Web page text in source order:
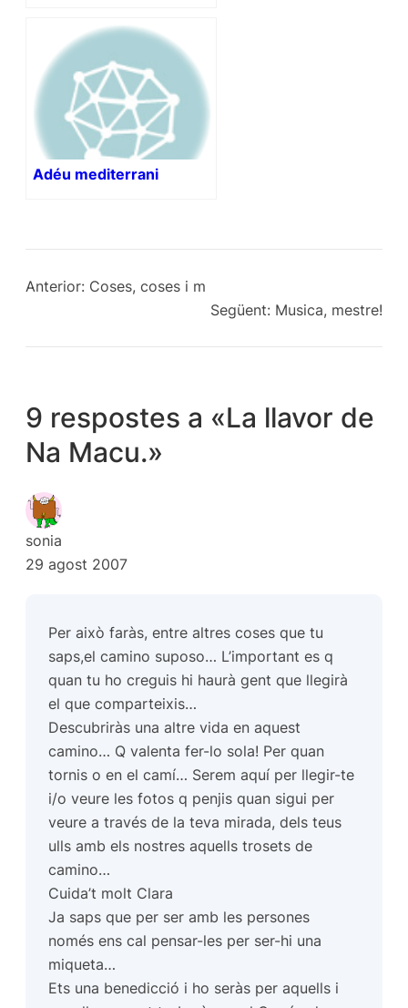
Adéu mediterrani
Anterior: Coses, coses i m
Següent: Musica, mestre!
9 respostes a «La llavor de
Na Macu.»
sonia
29 agost 2007
Per això faràs, entre altres coses que tu
saps,el camino suposo… L’important es q
quan tu ho creguis hi haurà gent que llegirà
el que comparteixis…
Descubriràs una altre vida en aquest
camino… Q valenta fer-lo sola! Per quan
tornis o en el camí… Serem aquí per llegir-te
i/o veure les fotos q penjis quan sigui per
veure a través de la teva mirada, dels teus
ulls amb els nostres aquells trosets de
camino…
Cuida’t molt Clara
Ja saps que per ser amb les persones
només ens cal pensar-les per ser-hi una
miqueta…
Ets una benedicció i ho seràs per aquells i